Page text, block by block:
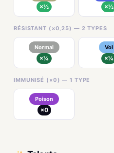
×½ ×½
RÉSISTANT (×0,25) — 2 TYPES
Normal
×¼
Vol
×¼
IMMUNISÉ (×0) — 1 TYPE
Poison
×0